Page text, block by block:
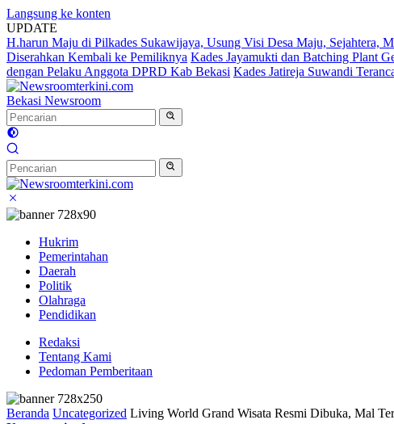
Langsung ke konten
UPDATE
H.harun Maju di Pilkades Sukawijaya, Usung Visi Desa Maju, Sejahtera,
Diserahkan Kembali ke Pemiliknya Kades Jayamukti dan Batching Plant
dengan Pelaku Anggota DPRD Kab Bekasi Kades Jatireja Suwandi
Bekasi Newsroom
Hukrim
Pemerintahan
Daerah
Politik
Olahraga
Pendidikan
Redaksi
Tentang Kami
Pedoman Pemberitaan
Beranda Uncategorized Living World Grand Wisata Resmi Dibuka, Mal